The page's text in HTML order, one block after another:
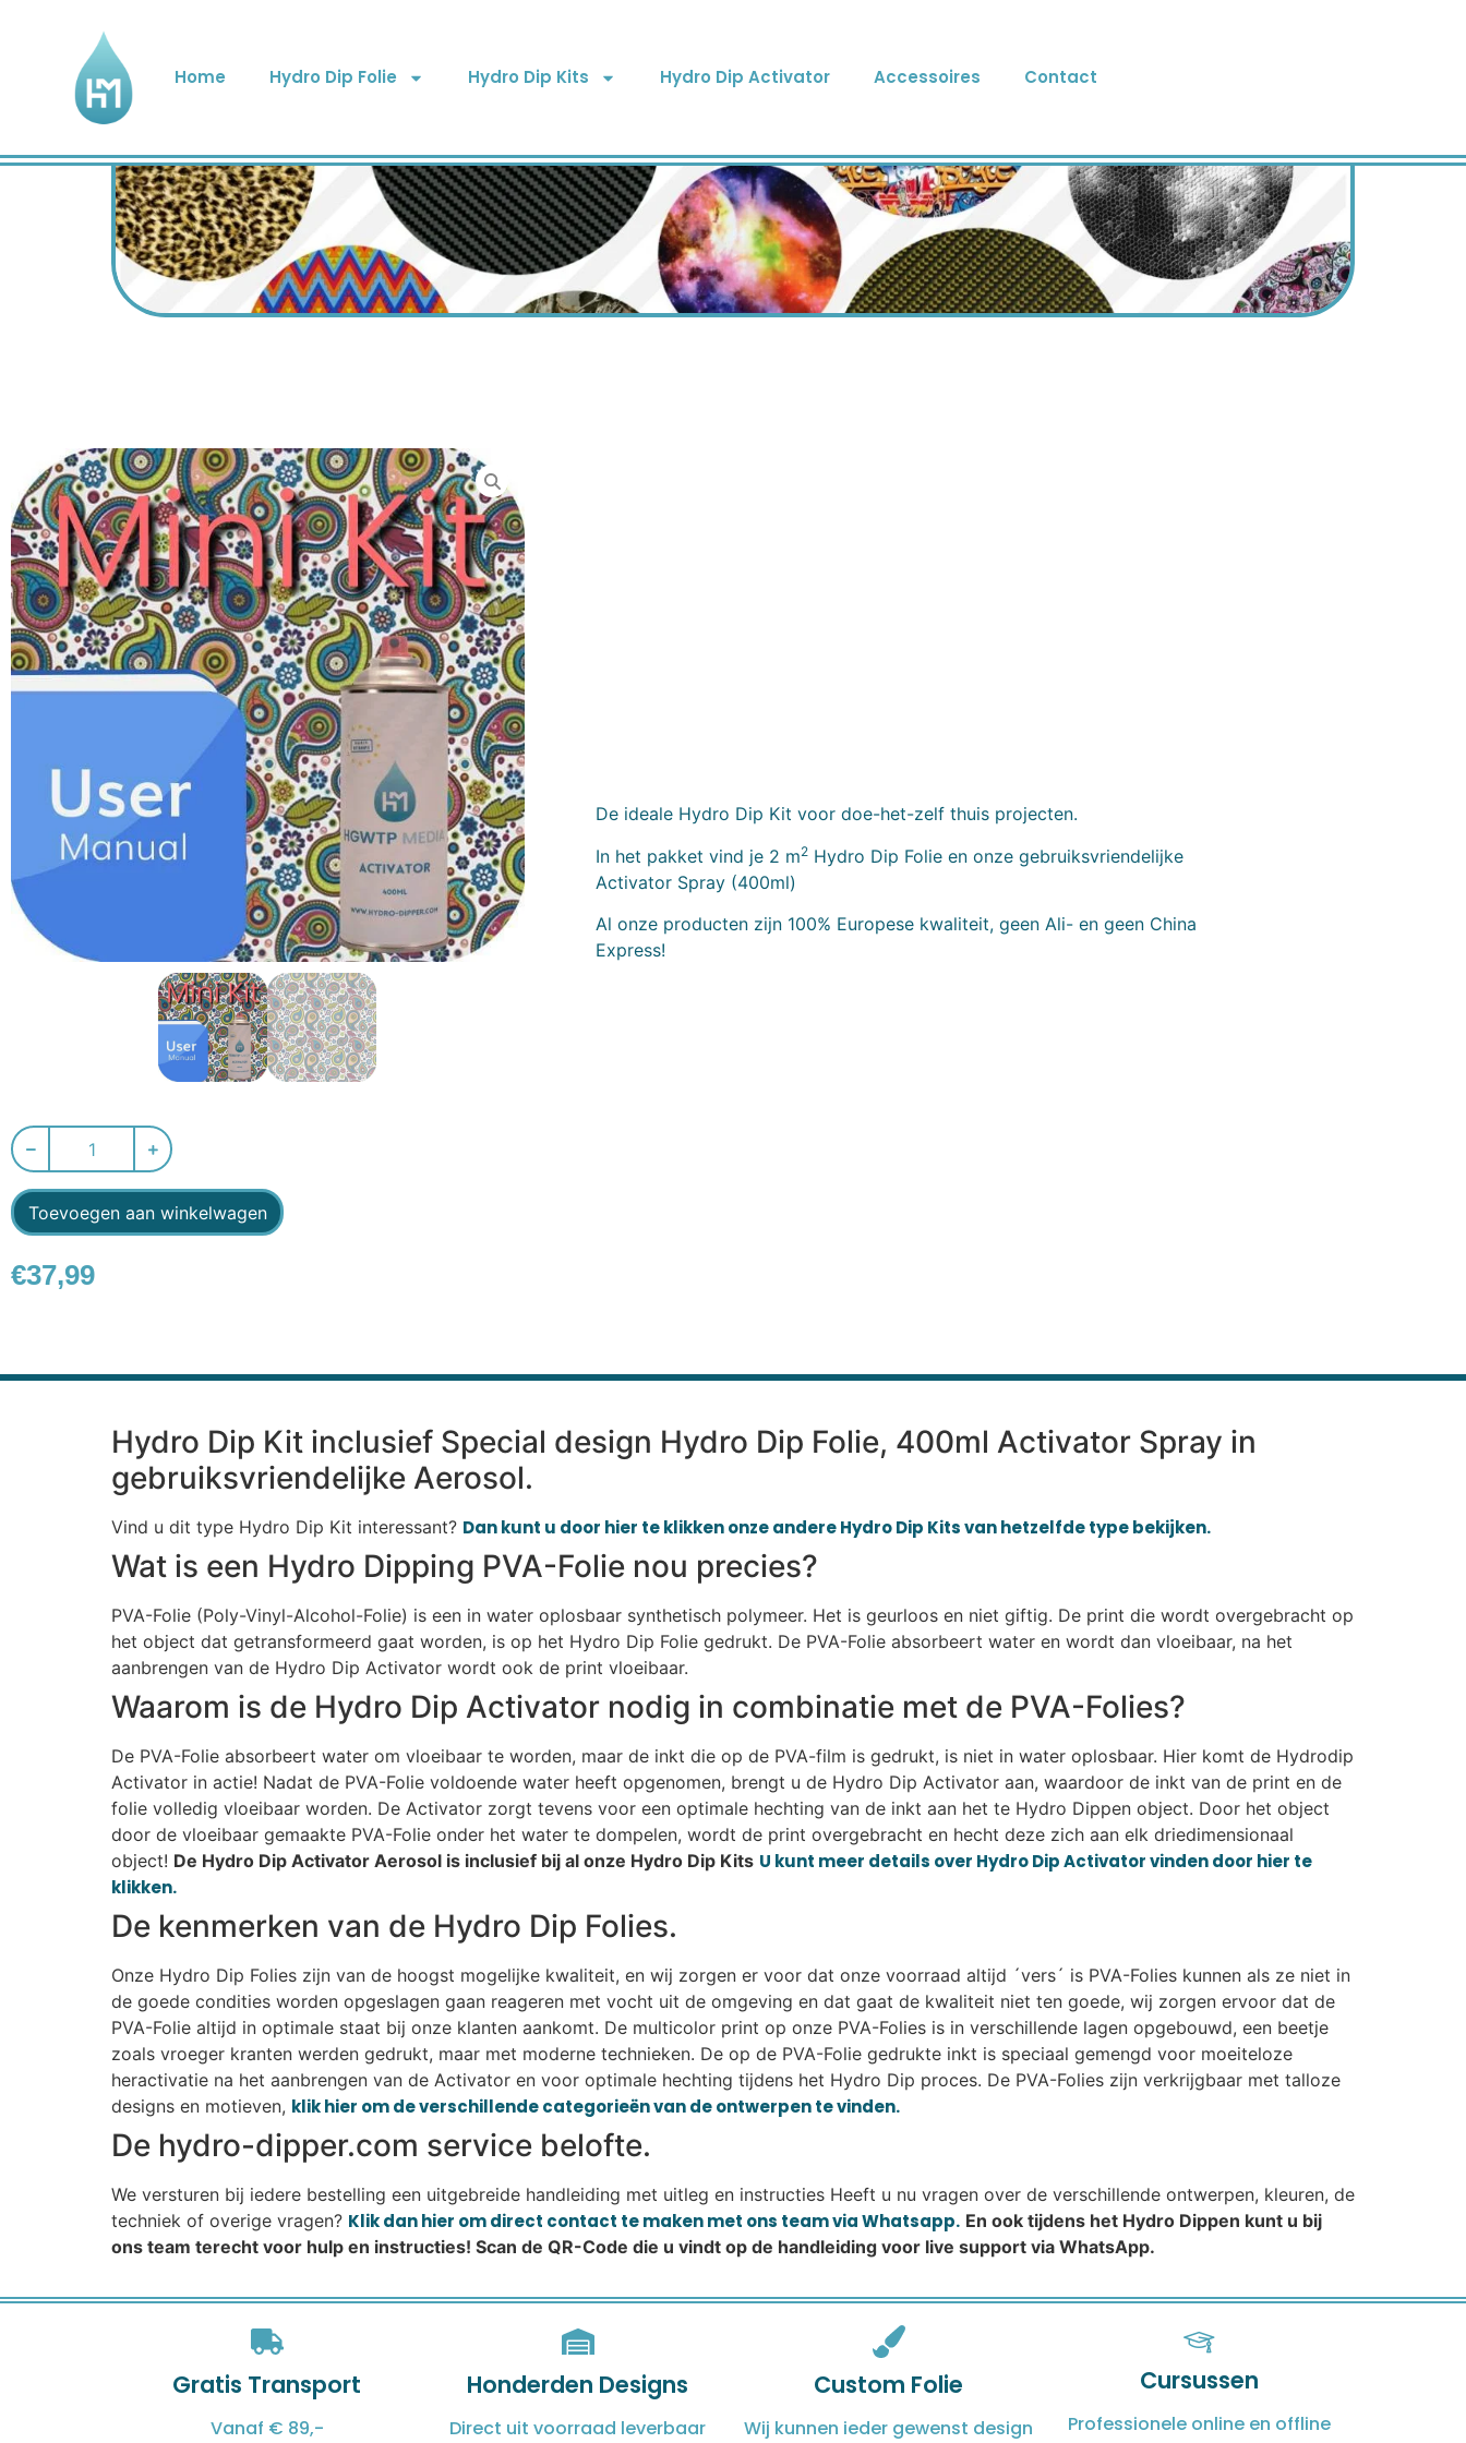
Home Hydro Dip Folie Hydro Dip Kits Hydro Dip Activator Accessoires Contact
Toevoegen aan winkelwagen
€37,99
De ideale Hydro Dip Kit voor doe-het-zelf thuis projecten.
In het pakket vind je 2 m2Hydro Dip Folie en onze gebruiksvriendelijke
Activator Spray (400ml)
Al onze producten zijn 100% Europese kwaliteit, geen Ali- en geen China
Express!
Hydro Dip Kit inclusief Special design Hydro Dip Folie, 400ml Activator Spray in
gebruiksvriendelijke Aerosol.
Vind u dit type Hydro Dip Kit interessant? Dan kunt u door hier te klikken onze andere Hydro Dip Kits van hetzelfde type bekijken.
Wat is een Hydro Dipping PVA-Folie nou precies?
PVA-Folie (Poly-Vinyl-Alcohol-Folie) is een in water oplosbaar synthetisch polymeer. Het is geurloos en niet giftig. De print die wordt overgebracht op
het object dat getransformeerd gaat worden, is op het Hydro Dip Folie gedrukt. De PVA-Folie absorbeert water en wordt dan vloeibaar, na het
aanbrengen van de Hydro Dip Activator wordt ook de print vloeibaar.
Waarom is de Hydro Dip Activator nodig in combinatie met de PVA-Folies?
De PVA-Folie absorbeert water om vloeibaar te worden, maar de inkt die op de PVA-film is gedrukt, is niet in water oplosbaar. Hier komt de Hydrodip
Activator in actie! Nadat de PVA-Folie voldoende water heeft opgenomen, brengt u de Hydro Dip Activator aan, waardoor de inkt van de print en de
folie volledig vloeibaar worden. De Activator zorgt tevens voor een optimale hechting van de inkt aan het te Hydro Dippen object. Door het object
door de vloeibaar gemaakte PVA-Folie onder het water te dompelen, wordt de print overgebracht en hecht deze zich aan elk driedimensionaal
object! De Hydro Dip Activator Aerosol is inclusief bij al onze Hydro Dip Kits U kunt meer details over Hydro Dip Activator vinden door hier te
klikken.
De kenmerken van de Hydro Dip Folies.
Onze Hydro Dip Folies zijn van de hoogst mogelijke kwaliteit, en wij zorgen er voor dat onze voorraad altijd ´vers´ is PVA-Folies kunnen als ze niet in
de goede condities worden opgeslagen gaan reageren met vocht uit de omgeving en dat gaat de kwaliteit niet ten goede, wij zorgen ervoor dat de
PVA-Folie altijd in optimale staat bij onze klanten aankomt. De multicolor print op onze PVA-Folies is in verschillende lagen opgebouwd, een beetje
zoals vroeger kranten werden gedrukt, maar met moderne technieken. De op de PVA-Folie gedrukte inkt is speciaal gemengd voor moeiteloze
heractivatie na het aanbrengen van de Activator en voor optimale hechting tijdens het Hydro Dip proces. De PVA-Folies zijn verkrijgbaar met talloze
designs en motieven, klik hier om de verschillende categorieën van de ontwerpen te vinden.
De hydro-dipper.com service belofte.
We versturen bij iedere bestelling een uitgebreide handleiding met uitleg en instructies Heeft u nu vragen over de verschillende ontwerpen, kleuren, de
techniek of overige vragen? Klik dan hier om direct contact te maken met ons team via Whatsapp. En ook tijdens het Hydro Dippen kunt u bij
ons team terecht voor hulp en instructies! Scan de QR-Code die u vindt op de handleiding voor live support via WhatsApp.
Gratis Transport
Vanaf € 89,-
Honderden Designs
Direct uit voorraad leverbaar
Custom Folie
Wij kunnen ieder gewenst design
Cursussen
Professionele online en offline